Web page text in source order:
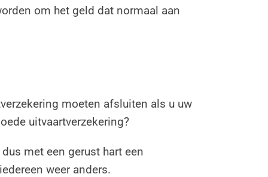
om het geld dat normaal aan
moeten afsluiten als u uw
uitvaartverzekering?
met een gerust hart een
weer anders.